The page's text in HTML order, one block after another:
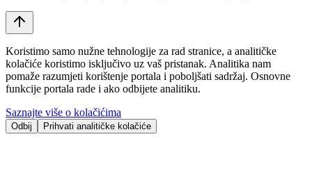
Koristimo samo nužne tehnologije za rad stranice, a analitičke
kolačiće koristimo isključivo uz vaš pristanak. Analitika nam
pomaže razumjeti korištenje portala i poboljšati sadržaj. Osnovne
funkcije portala rade i ako odbijete analitiku.
Saznajte više o kolačićima
Odbij Prihvati analitičke kolačiće